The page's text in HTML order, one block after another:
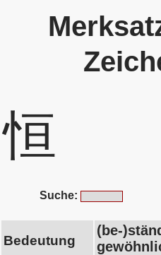
恒
Suche:
Bedeutung
(be-